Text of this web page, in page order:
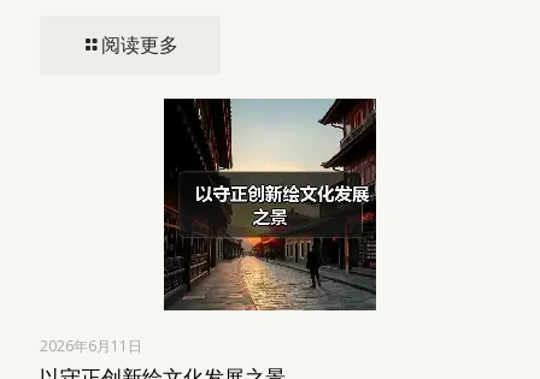
阅读更多
2026年6月11日